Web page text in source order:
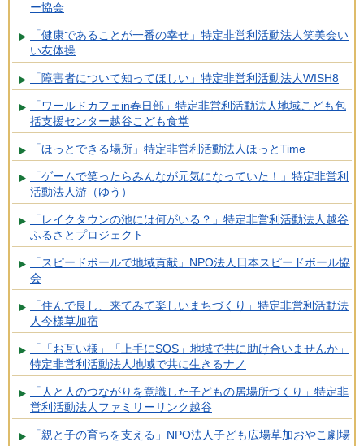
ー協会
「健康であることが一番の幸せ」特定非営利活動法人笑美会い
い友体操
「障害者について知ってほしい」特定非営利活動法人WISH8
「ワールドカフェin春日部」特定非営利活動法人地域こども包
括支援センター越谷こども食堂
「ほっとできる場所」特定非営利活動法人ほっとTime
「ゲームで笑ったらみんなが元気になっていた！」特定非営利
活動法人游（ゆう）
「レイクタウンの池には何がいる？」特定非営利活動法人越谷
ふるさとプロジェクト
「スピードボールで地域貢献」NPO法人日本スピードボール協
会
「住んで良し、来てみて楽しいまちづくり」特定非営利活動法
人今様草加宿
「「お互い様」「上手にSOS」地域で共に助け合いませんか」
特定非営利活動法人地域で共に生きるナノ
「人と人のつながりを意識した子どもの居場所づくり」特定非
営利活動法人ファミリーリンク越谷
「親と子の育ちを支える」NPO法人子ども広場草加おやこ劇場